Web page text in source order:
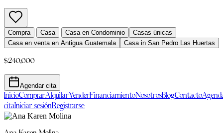
Compra Casa Casa en Condominio
Casas únicas
Casa en venta en Antigua Guatemala
Casa in San Pedro Las Huertas
$240,000
Agendar cita
InicioComprarAlquilarVenderFinanciamientoNosotrosBlogContacto
citaIniciar sesiónRegistrarse